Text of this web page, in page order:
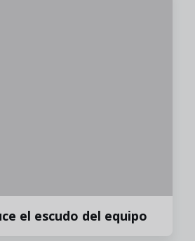
el escudo del equipo